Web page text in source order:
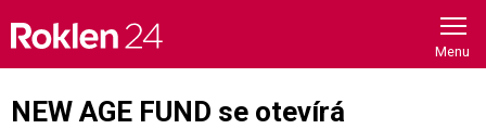
content
NEW AGE FUND se otevírá